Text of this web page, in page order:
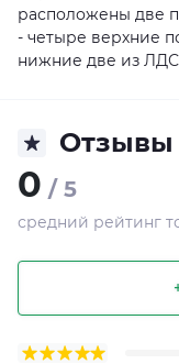
расположены две
- четыре верхние
нижние две из
Отзывы
0 / 5
средний рейтинг